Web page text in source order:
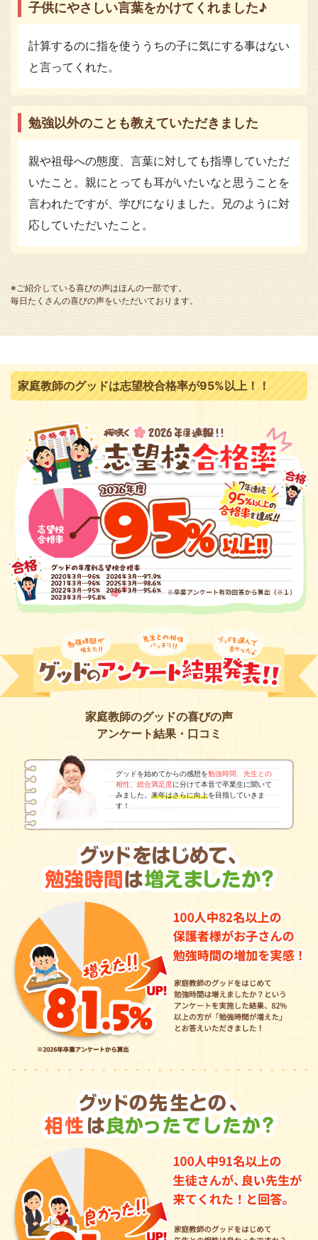
子供にやさしい言葉をかけてくれました♪
計算するのに指を使ううちの子に気にする事はない
と言ってくれた。
勉強以外のことも教えていただきました
親や祖母への態度、言葉に対しても指導していただ
いたこと。親にとっても耳がいたいなと思うことを
言われたですが、学びになりました。兄のように対
応していただいたこと。
※ご紹介している喜びの声はほんの一部です。
毎日たくさんの喜びの声をいただいております。
家庭教師のグッドは志望校合格率が95%以上！！
家庭教師のグッドの喜びの声
アンケート結果・口コミ
グッドを始めてからの感想を勉強時間、先生との
相性、総合満足度に分けて本音で卒業生に聞いて
みました。来年はさらに向上を目指していきま
す！